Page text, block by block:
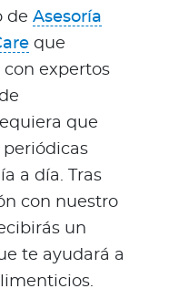
de Asesoría
que
expertos
que
periódicas
a día. Tras
con nuestro
un
te ayudará a